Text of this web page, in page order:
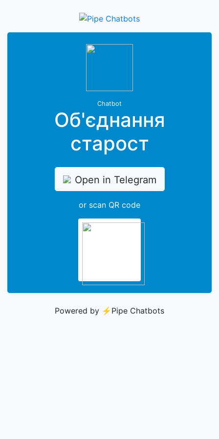
Chatbot
Об'єднання
старост
Open in Telegram
or scan QR code
Powered by ⚡️ Pipe Chatbots